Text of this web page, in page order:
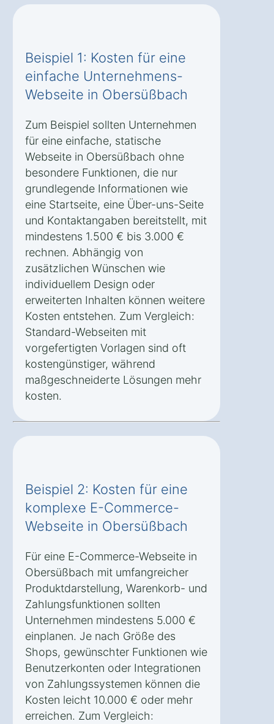
Beispiel 1: Kosten für eine
einfache Unternehmens-
Webseite in Obersüßbach
Zum Beispiel sollten Unternehmen
für eine einfache, statische
Webseite in Obersüßbach ohne
besondere Funktionen, die nur
grundlegende Informationen wie
eine Startseite, eine Über-uns-Seite
und Kontaktangaben bereitstellt, mit
mindestens 1.500 € bis 3.000 €
rechnen. Abhängig von
zusätzlichen Wünschen wie
individuellem Design oder
erweiterten Inhalten können weitere
Kosten entstehen. Zum Vergleich:
Standard-Webseiten mit
vorgefertigten Vorlagen sind oft
kostengünstiger, während
maßgeschneiderte Lösungen mehr
kosten.
Beispiel 2: Kosten für eine
komplexe E-Commerce-
Webseite in Obersüßbach
Für eine E-Commerce-Webseite in
Obersüßbach mit umfangreicher
Produktdarstellung, Warenkorb- und
Zahlungsfunktionen sollten
Unternehmen mindestens 5.000 €
einplanen. Je nach Größe des
Shops, gewünschter Funktionen wie
Benutzerkonten oder Integrationen
von Zahlungssystemen können die
Kosten leicht 10.000 € oder mehr
erreichen. Zum Vergleich: